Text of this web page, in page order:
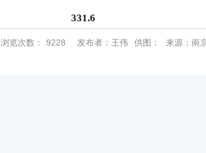
331.6
浏览次数： 9228 发布者：王伟 供图： 来源：南